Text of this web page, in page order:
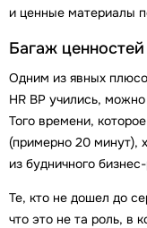
и ценные материалы
Багаж ценностей
Одним из явных
HR BP учились,
Того времени,
(примерно 20 минут),
из будничного
Те, кто не дошел до
что это не та роль, в